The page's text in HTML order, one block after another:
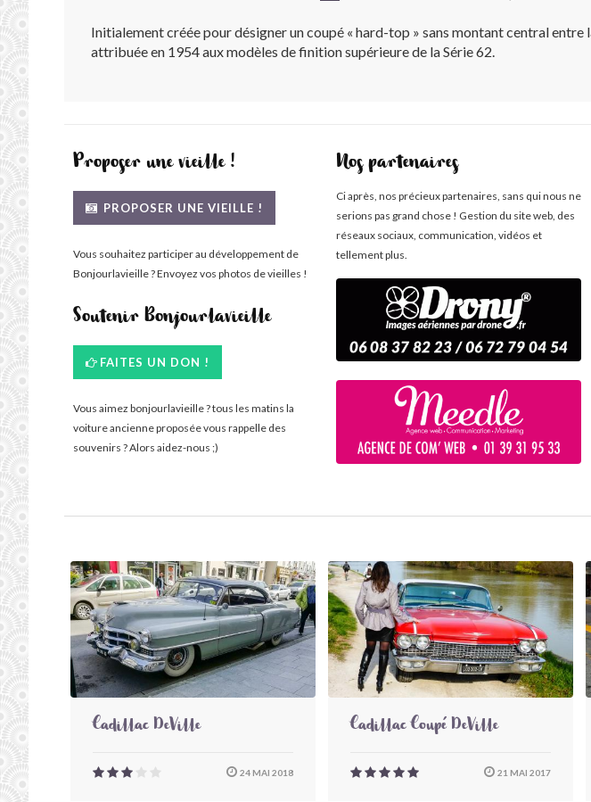
Initialement créée pour désigner un coupé « hard-top » sans montant central
attribuée en 1954 aux modèles de finition supérieure de la Série 62.
Proposer une vieille !
PROPOSER UNE VIEILLE !
Vous souhaitez participer au développement de
Bonjourlavieille ? Envoyez vos photos de vieilles !
Soutenir Bonjourlavieille
FAITES UN DON !
Vous aimez bonjourlavieille ? tous les matins la
voiture ancienne proposée vous rappelle des
souvenirs ? Alors aidez-nous ;)
Nos partenaires
Ci après, nos précieux partenaires, sans qui nous ne
serions pas grand chose ! Gestion du site web, des
réseaux sociaux, communication, vidéos et
tellement plus.
Cadillac DeVille
24 MAI 2018
Cadillac Coupé DeVille
21 MAI 2017